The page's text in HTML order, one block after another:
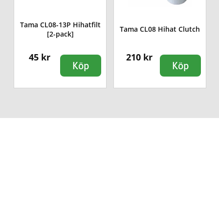
Tama CL08-13P Hihatfilt
[2-pack]
45 kr
Köp
Tama CL08 Hihat Clutch
210 kr
Köp